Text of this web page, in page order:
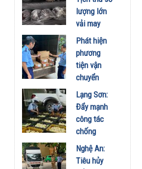
đơn chứng
từ
26/10/2025
buôn lậu,
gian lận
thương mại
và đảm bảo
thương mại
biên giới
08/11/2024
lượng lớn
vải may
mặc không
rõ nguồn
gốc xuất
xứ
Phát hiện
phương
tiện vận
chuyển
hàng trăm
sản phẩm
thực phẩm
có dấu hiệu
nhập lậu
15/11/2023
Lạng Sơn:
Đẩy mạnh
công tác
chống
buôn lậu,
vận chuyển
Nghệ An:
Tiêu hủy